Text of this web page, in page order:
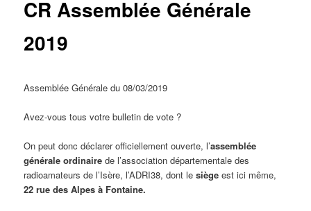
CR Assemblée Générale
2019
Assemblée Générale du 08/03/2019
Avez-vous tous votre bulletin de vote ?
On peut donc déclarer officiellement ouverte, l’assemblée
générale ordinaire de l’association départementale des
radioamateurs de l’Isère, l’ADRI38, dont lesiège est ici même,
22 rue des Alpes à Fontaine.